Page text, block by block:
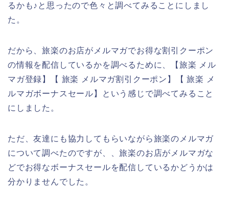
るかも♪と思ったので色々と調べてみることにしまし
た。
だから、旅楽のお店がメルマガでお得な割引クーポン
の情報を配信しているかを調べるために、【旅楽 メル
マガ登録】【 旅楽 メルマガ割引クーポン】【 旅楽 メ
ルマガボーナスセール】という感じで調べてみること
にしました。
ただ、友達にも協力してもらいながら旅楽のメルマガ
について調べたのですが、、旅楽のお店がメルマガな
どでお得なボーナスセールを配信しているかどうかは
分かりませんでした。